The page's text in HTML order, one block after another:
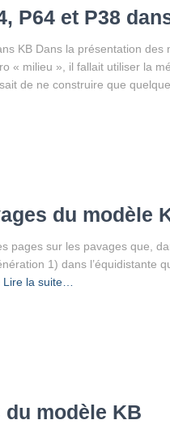
P64 et P38
KB Dans la présentation des
« milieu », il fallait utiliser la
de ne construire que
du modèle
pages sur les pavages que,
1) dans l’équidistante
Lire la suite…
modèle KB